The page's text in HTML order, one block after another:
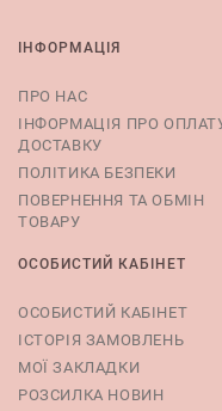
ІНФОРМАЦІЯ
ПРО НАС
ІНФОРМАЦІЯ ПРО
ДОСТАВКУ
ПОЛІТИКА БЕЗПЕКИ
ПОВЕРНЕННЯ ТА ОБМІН
ТОВАРУ
ОСОБИСТИЙ КАБІНЕТ
ОСОБИСТИЙ КАБІНЕТ
ІСТОРІЯ ЗАМОВЛЕНЬ
МОЇ ЗАКЛАДКИ
РОЗСИЛКА НОВИН